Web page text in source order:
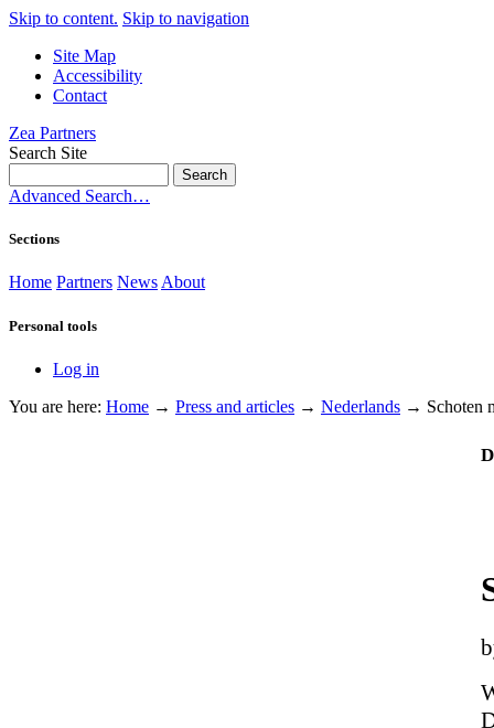
Skip to content. Skip to navigation
Site Map
Accessibility
Contact
Zea Partners
Search Site
Advanced Search…
Sections
Home Partners News About
Personal tools
Log in
You are here: Home → Press and articles → Nederlands → Schoten